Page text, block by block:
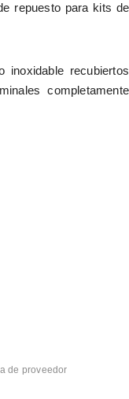
repuesto para kits de
inoxidable recubiertos
completamente
de proveedor